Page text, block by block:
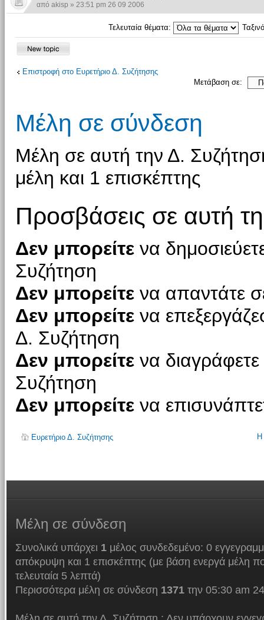
από akisp » 23:51 pm 26 09 2006
Τελευταία θέματα:
Επιστροφή στο Ευρετήριο Δ. Συζήτησης
Μετάβαση σε:
Μέλη σε σύνδεση
Μέλη σε αυτή την Δ.
μέλη και 1 επισκέπτης
Προσβάσεις σε αυτή
Δεν μπορείτενα
Συζήτηση
Δεν μπορείτενα απαντάτε
Δεν μπορείτενα
Δ. Συζήτηση
Δεν μπορείτενα διαγράφετε
Συζήτηση
Δεν μπορείτενα
Ευρετήριο Δ. Συζήτησης Η
Μέλη σε σύνδεση
Συνολικά υπάρχει 1μέλος συνδεδεμένο: 0
απόκρυψη και 1 επισκέπτης (με βάση ενεργά μέλη
τελευταία 5 λεπτά)
Περισσότερα μέλη σε σύνδεση 1371την 05:30 am